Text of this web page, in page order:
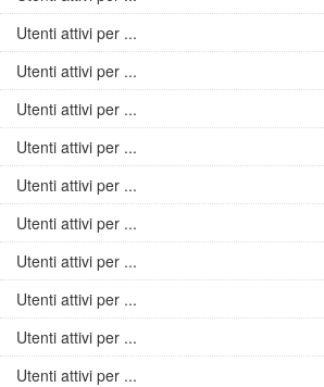
Utenti attivi per ...
Utenti attivi per ...
Utenti attivi per ...
Utenti attivi per ...
Utenti attivi per ...
Utenti attivi per ...
Utenti attivi per ...
Utenti attivi per ...
Utenti attivi per ...
Utenti attivi per ...